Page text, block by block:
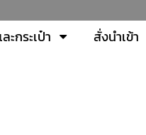
ะกระเป๋า สั่งนำเข้า